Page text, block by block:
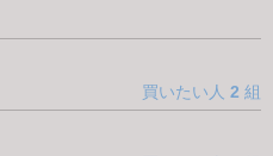
買いたい人 2 組